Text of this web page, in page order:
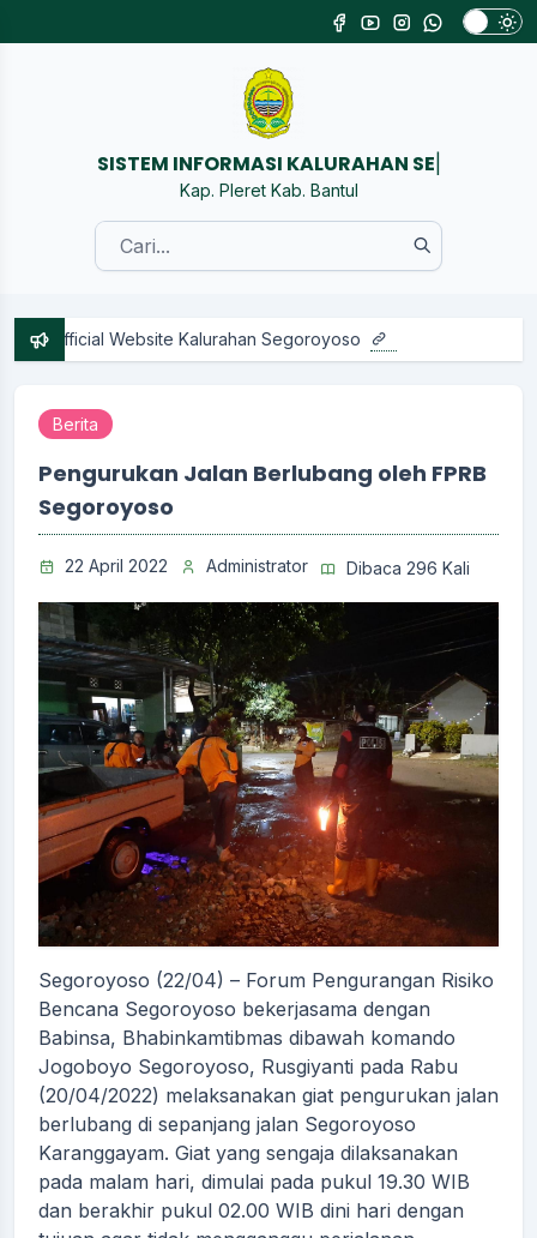
SISTEM IN|
Kap. Pleret Kab. Bantul
Website Kalurahan Segoroyoso
Berita
Pengurukan Jalan Berlubang oleh FPRB
Segoroyoso
22 April 2022 Administrator Dibaca 296 Kali
Segoroyoso (22/04) – Forum Pengurangan Risiko
Bencana Segoroyoso bekerjasama dengan
Babinsa, Bhabinkamtibmas dibawah komando
Jogoboyo Segoroyoso, Rusgiyanti pada Rabu
(20/04/2022) melaksanakan giat pengurukan jalan
berlubang di sepanjang jalan Segoroyoso
Karanggayam. Giat yang sengaja dilaksanakan
pada malam hari, dimulai pada pukul 19.30 WIB
dan berakhir pukul 02.00 WIB dini hari dengan